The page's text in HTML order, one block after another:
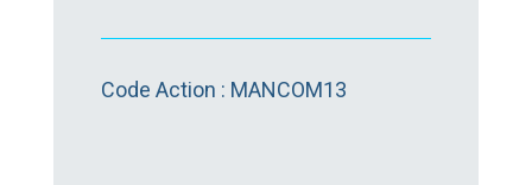
Code Action : MANCOM13